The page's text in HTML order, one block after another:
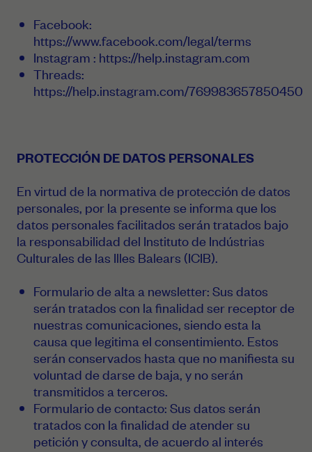
Facebook:
https://www.facebook.com/legal/terms
Instagram : https://help.instagram.com
Threads:
https://help.instagram.com/769983657850450
PROTECCIÓN DE DATOS PERSONALES
En virtud de la normativa de protección de datos
personales, por la presente se informa que los
datos personales facilitados serán tratados bajo
la responsabilidad del Instituto de Indústrias
Culturales de las Illes Balears (ICIB).
Formulario de alta a newsletter: Sus datos
serán tratados con la finalidad ser receptor de
nuestras comunicaciones, siendo esta la
causa que legitima el consentimiento. Estos
serán conservados hasta que no manifiesta su
voluntad de darse de baja, y no serán
transmitidos a terceros.
Formulario de contacto: Sus datos serán
tratados con la finalidad de atender su
petición y consulta, de acuerdo al interés